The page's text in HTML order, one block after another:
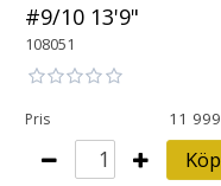
#9/10 13'9"
108051
Pris 11 999
Köp